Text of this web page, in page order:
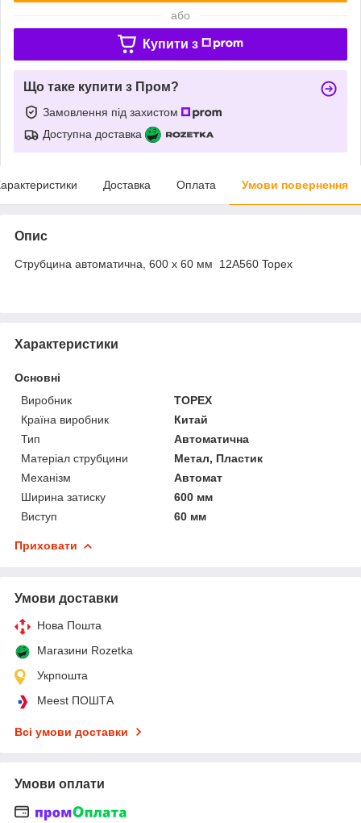
або
Купити з
Що таке купити з Пром?
Замовлення під захистом
Доступна доставка
Доставка Оплата Умови повернення
Опис
Струбцина автоматична, 600 x 60 мм 12A560 Topex
Характеристики
Основні
Виробник
TOPEX
Країна виробник
Китай
Тип
Автоматична
Матеріал струбцини
Метал, Пластик
Механізм
Автомат
Ширина затиску
600 мм
Виступ
60 мм
Приховати
Умови доставки
Нова Пошта
Магазини Rozetka
Укрпошта
Meest ПОШТА
Всі умови доставки
Умови оплати